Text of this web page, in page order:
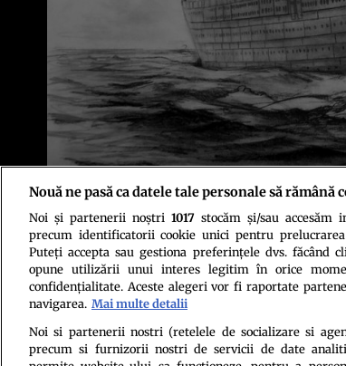
Foto: Shutterstock
Nouă ne pasă ca datele tale personale să rămână
Noi și partenerii noștri 1017stocăm și/sau accesăm
precum identificatorii cookie unici pentru
Puteți accepta sau gestiona preferințele dvs. făcând
opune utilizării unui interes legitim în orice
confidențialitate. Aceste alegeri vor fi raportate
navigarea. Mai multe detalii
Noi si partenerii nostri (retelele de socializare si
precum si furnizorii nostri de servicii de date